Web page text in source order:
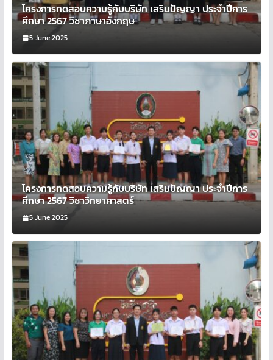
โครงการทดสอบความรู้กับบริษัท เสริมปัญญา ประจำปีการ
ศึกษา 2567 วิชาภาษาอังกฤษ
5 June 2025
โครงการทดสอบความรู้กับบริษัท เสริมปัญญา ประจำปีการ
ศึกษา 2567 วิชาวิทยาศาสตร์
5 June 2025